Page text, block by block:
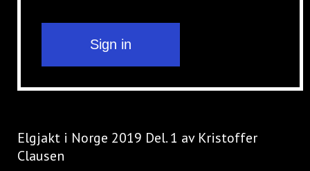
Elgjakt i Norge 2019 Del. 1 av Kristoffer
Clausen